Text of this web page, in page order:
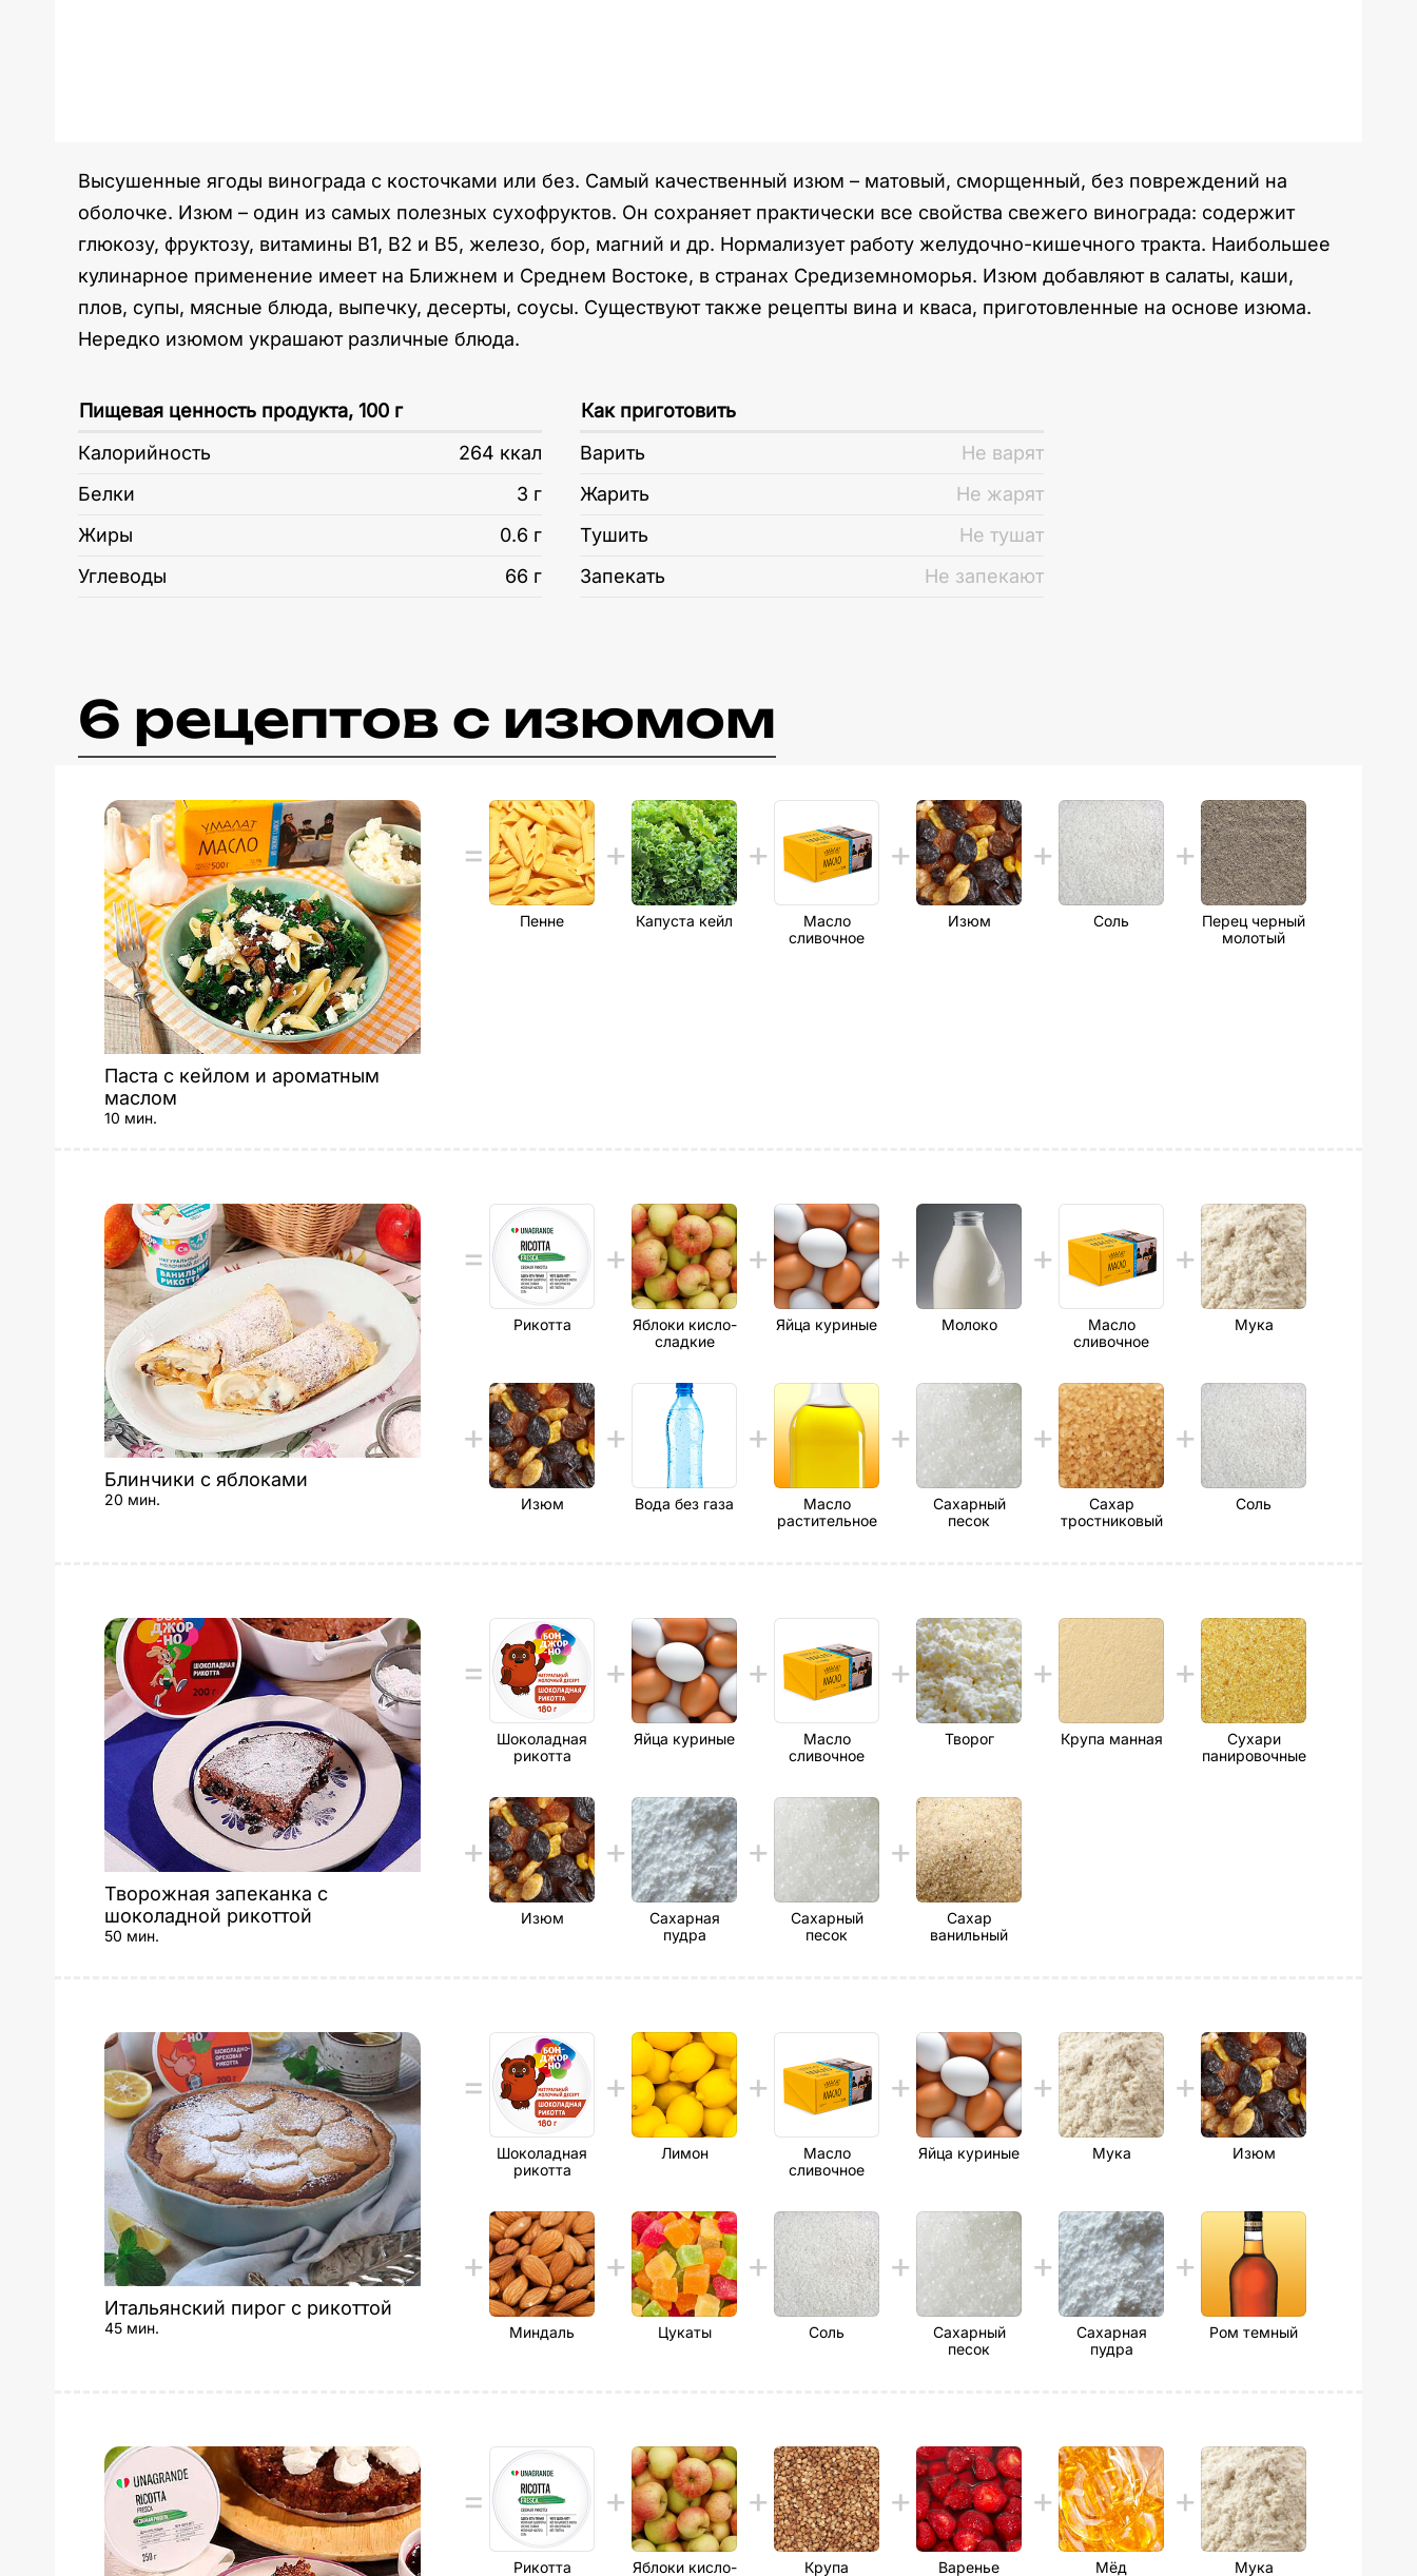
Высушенные ягоды винограда с косточками или без. Самый качественный изюм – матовый, сморщенный, без повреждений на
оболочке. Изюм – один из самых полезных сухофруктов. Он сохраняет практически все свойства свежего винограда: содержит
глюкозу, фруктозу, витамины В1, В2 и В5, железо, бор, магний и др. Нормализует работу желудочно-кишечного тракта. Наибольшее
кулинарное применение имеет на Ближнем и Среднем Востоке, в странах Средиземноморья. Изюм добавляют в салаты, каши,
плов, супы, мясные блюда, выпечку, десерты, соусы. Существуют также рецепты вина и кваса, приготовленные на основе изюма.
Нередко изюмом украшают различные блюда.
Пищевая ценность продукта, 100 г
Калорийность
264 ккал
Белки
3 г
Жиры
0.6 г
Углеводы
66 г
Как приготовить
Варить
Не варят
Жарить
Не жарят
Тушить
Не тушат
Запекать
Не запекают
6 рецептов c изюмом
Паста с кейлом и ароматным
маслом
10 мин.
Пенне Капуста кейл
Масло
сливочное
Изюм Соль
Перец черный
молотый
Блинчики с яблоками
20 мин.
Рикотта
Яблоки кисло-
сладкие
Яйца куриные Молоко
Масло
сливочное
Мука
Изюм Вода без газа
Масло
растительное
Сахарный
песок
Сахар
тростниковый
Соль
Творожная запеканка с
шоколадной рикоттой
50 мин.
Шоколадная
рикотта
Яйца куриные
Масло
сливочное
Творог Крупа манная
Сухари
панировочные
Изюм
Сахарная
пудра
Сахарный
песок
Сахар
ванильный
Итальянский пирог с рикоттой
45 мин.
Шоколадная
рикотта
Лимон
Масло
сливочное
Яйца куриные Мука Изюм
Миндаль Цукаты Соль
Сахарный
песок
Сахарная
пудра
Ром темный
Рикотта
Яблоки кисло-
Крупа
Варенье
Мёд Мука